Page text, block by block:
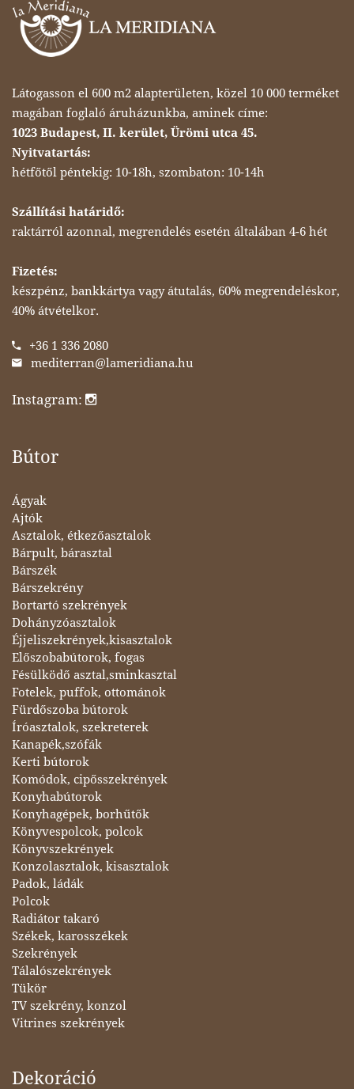
Látogasson el 600 m2 alapterületen, közel 10 000 terméket
magában foglaló áruházunkba, aminek címe:
1023 Budapest, II. kerület, Ürömi utca 45.
Nyitvatartás:
hétfőtől péntekig: 10-18h, szombaton: 10-14h
Szállítási határidő:
raktárról azonnal, megrendelés esetén általában 4-6 hét
Fizetés:
készpénz, bankkártya vagy átutalás, 60% megrendeléskor,
40% átvételkor.
+36 1 336 2080
mediterran@lameridiana.hu
Instagram:
Bútor
Ágyak
Ajtók
Asztalok, étkezőasztalok
Bárpult, bárasztal
Bárszék
Bárszekrény
Bortartó szekrények
Dohányzóasztalok
Éjjeliszekrények,kisasztalok
Előszobabútorok, fogas
Fésülködő asztal,sminkasztal
Fotelek, puffok, ottománok
Fürdőszoba bútorok
Íróasztalok, szekreterek
Kanapék,szófák
Kerti bútorok
Komódok, cipősszekrények
Konyhabútorok
Konyhagépek, borhűtők
Könyvespolcok, polcok
Könyvszekrények
Konzolasztalok, kisasztalok
Padok, ládák
Polcok
Radiátor takaró
Székek, karosszékek
Szekrények
Tálalószekrények
Tükör
TV szekrény, konzol
Vitrines szekrények
Dekoráció